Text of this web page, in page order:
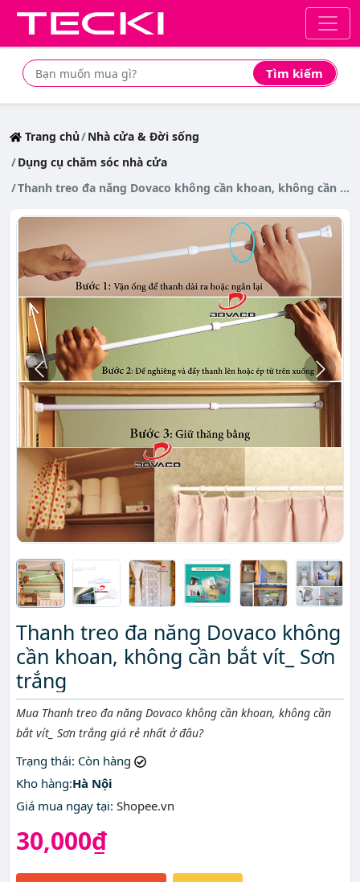
Tìm kiếm
Tìm mua sản phẩm giá rẻ nhất
Trang chủ Nhà cửa & Đời sống
Dụng cụ chăm sóc nhà cửa
Thanh treo đa năng Dovaco không cần khoan, không cần bắt vít_ Sơn trắng
Thanh treo đa năng Dovaco không
cần khoan, không cần bắt vít_ Sơn
trắng
Mô tả ngắn
Mua Thanh treo đa năng Dovaco không cần khoan, không cần
bắt vít_ Sơn trắng giá rẻ nhất ở đâu?
Trạng thái: Còn hàng
Kho hàng:Hà Nội
Giá mua ngay tại: Shopee.vn
30,000₫